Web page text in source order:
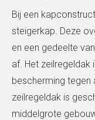
Bij een
steigerkap. Deze
en een gedeelte
af. Het zeilregeldak
bescherming tegen
zeilregeldak is
middelgrote